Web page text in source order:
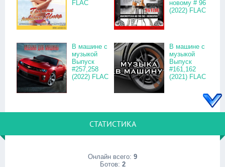
FLAC
новому # 96
(2022) FLAC
В машине с
музыкой
Выпуск
#257,258
(2022) FLAC
В машине с
музыкой
Выпуск
#161,162
(2021) FLAC
СТАТИСТИКА
Онлайн всего: 9
Ботов: 2